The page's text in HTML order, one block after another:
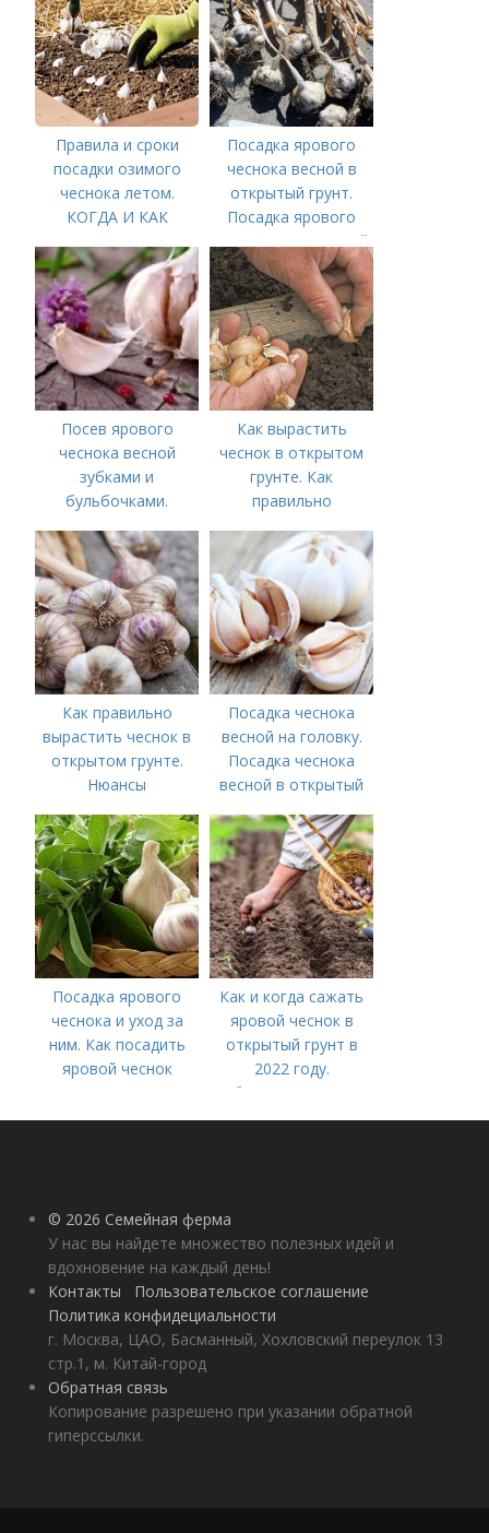
Правила и сроки
посадки озимого
чеснока летом.
КОГДА И КАК
ПОСАДИТЬ ОЗИМЫЙ
ЧЕСНОК
Посадка ярового
чеснока весной в
открытый грунт.
Посадка ярового
чеснока в открытый
грунт
Посев ярового
чеснока весной
зубками и
бульбочками.
посадки озимого
чеснока
Как вырастить
чеснок в открытом
грунте. Как
правильно
открытом грунте
Как правильно
вырастить чеснок в
открытом грунте.
Нюансы
озимого чеснока
Посадка чеснока
весной на головку.
Посадка чеснока
весной в открытый
Посадка ярового
чеснока и уход за
ним. Как посадить
яровой чеснок
Как и когда сажать
яровой чеснок в
открытый грунт в
2022 году.
Добавление статьи в
новую подборку
© 2026 Семейная ферма
У нас вы найдете множество полезных идей и
вдохновение на каждый день!
Контакты
Пользовательское соглашение
Политика конфидециальности
г. Москва, ЦАО, Басманный, Хохловский переулок 13
стр.1, м. Китай-город
Обратная связь
Копирование разрешено при указании обратной
гиперссылки.